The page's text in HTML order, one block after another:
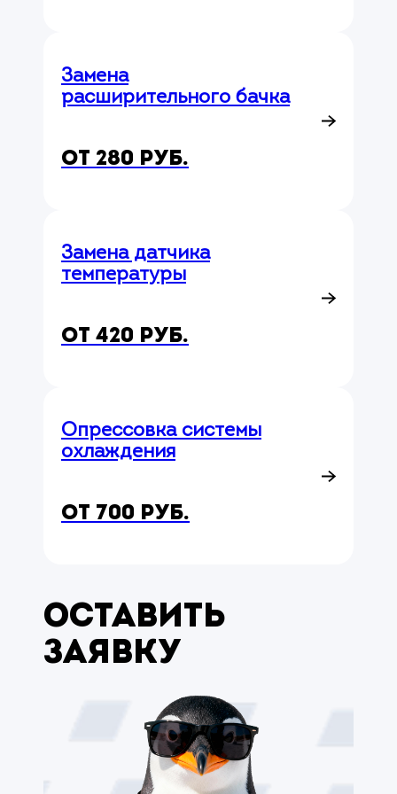
Замена
расширительного бачка
от 280 руб.
Замена датчика
температуры
от 420 руб.
Опрессовка системы
охлаждения
от 700 руб.
Оставить
заявку